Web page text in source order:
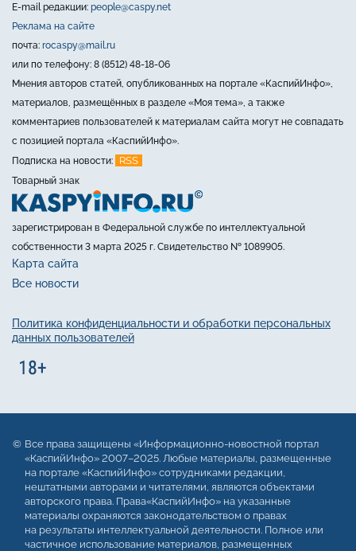
E-mail редакции: people@caspy.net
Реклама на сайте
почта: rocaspy@mail.ru
или по телефону: 8 (8512) 48-18-06
Мнения авторов статей, опубликованных на портале «КаспийИнфо»,
материалов, размещённых в разделе «Моя тема», а также
комментариев пользователей к материалам сайта могут не совпадать
с позицией портала «КаспийИнфо».
Подписка на новости:
RSS
Товарный знак
зарегистрирован в Федеральной службе по интеллектуальной
собственности 3 марта 2025 г. Свидетельство № 1089905.
Карта сайта
Все новости
Политика конфиденциальности и обработки персональных
данных пользователей
Все права защищены «Информационно-новостной портал
«КаспийИнфо» 2007–2025. Любые материалы, размещенные
на портале «КаспийИнфо» сотрудниками редакции,
нештатными авторами и читателями, являются объектами
авторского права. Права«КаспийИнфо» на указанные
материалы охраняются законодательством о правах
на результаты интеллектуальной деятельности. Полное или
частичное использование материалов, размещенных